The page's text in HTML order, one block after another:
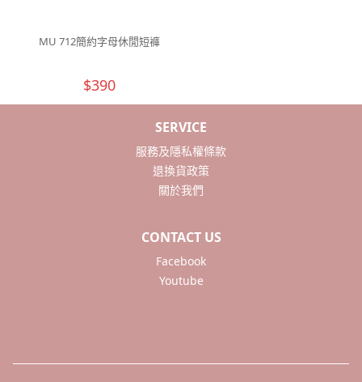
MU 712簡約字母休閒短褲
$390
SERVICE
服務及隱私權條款
退換貨政策
關於我們
CONTACT US
Facebook
Youtube